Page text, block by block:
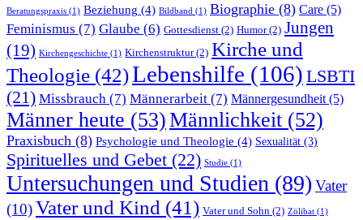
Beratungspraxis (1) Beziehung (4) Bildband (1) Biographie (8) Care (5)
Feminismus (7) Glaube (6) Gottesdienst (2) Humor(2) Jungen
(19) Kirchengeschichte (1) Kirchenstruktur(2) Kirche und
Theologie (42)Lebenshilfe (106) LSBTI
(21) Missbrauch (7) Männerarbeit (7) Männergesundheit (5)
Männer heute (53)Männlichkeit (52)
Praxisbuch (8) Psychologie und Theologie (4) Sexualität (3)
Spirituelles und Gebet (22) Studie (1)
Untersuchungen und Studien (89) Vater
(10)Vater und Kind (41) Vater und Sohn (2) Zölibat (1)